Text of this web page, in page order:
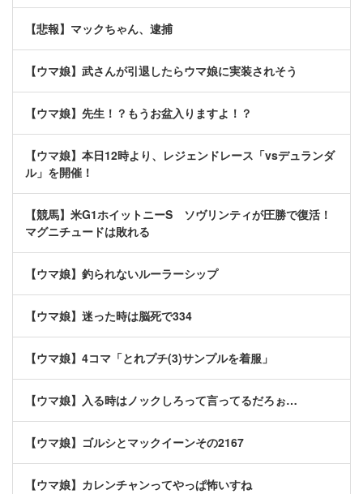
【悲報】マックちゃん、逮捕
【ウマ娘】武さんが引退したらウマ娘に実装されそう
【ウマ娘】先生！？もうお盆入りますよ！？
【ウマ娘】本日12時より、レジェンドレース「vsデュランダ
ル」を開催！
【競馬】米G1ホイットニーS ソヴリンティが圧勝で復活！
マグニチュードは敗れる
【ウマ娘】釣られないルーラーシップ
【ウマ娘】迷った時は脳死で334
【ウマ娘】4コマ「とれプチ(3)サンプルを着服」
【ウマ娘】入る時はノックしろって言ってるだろぉ…
【ウマ娘】ゴルシとマックイーンその2167
【ウマ娘】カレンチャンってやっぱ怖いすね